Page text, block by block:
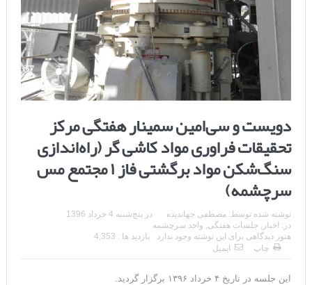
دویست و سی‌امین سمینار هفتگی مرکز
تحقیقات فراوری مواد کاشی گر (راه‌اندازی
سنگ‌شکن مواد برگشتی فاز ۱ مجتمع مس
سرچشمه)
نوشته شده توسط: مصطفی جهاندیده در پنج‌شنبه 4 خرداد 1396
در: اخبار , جلسات هفتگی, واحد سرچشمه
هنوز دیدگاهی برای این نوشته وجود ندارد
بازدید ها : 4,353
چاپ
ایمیل
این جلسه در تاریخ ۴ خرداد ۱۳۹۶ برگزار گردید.